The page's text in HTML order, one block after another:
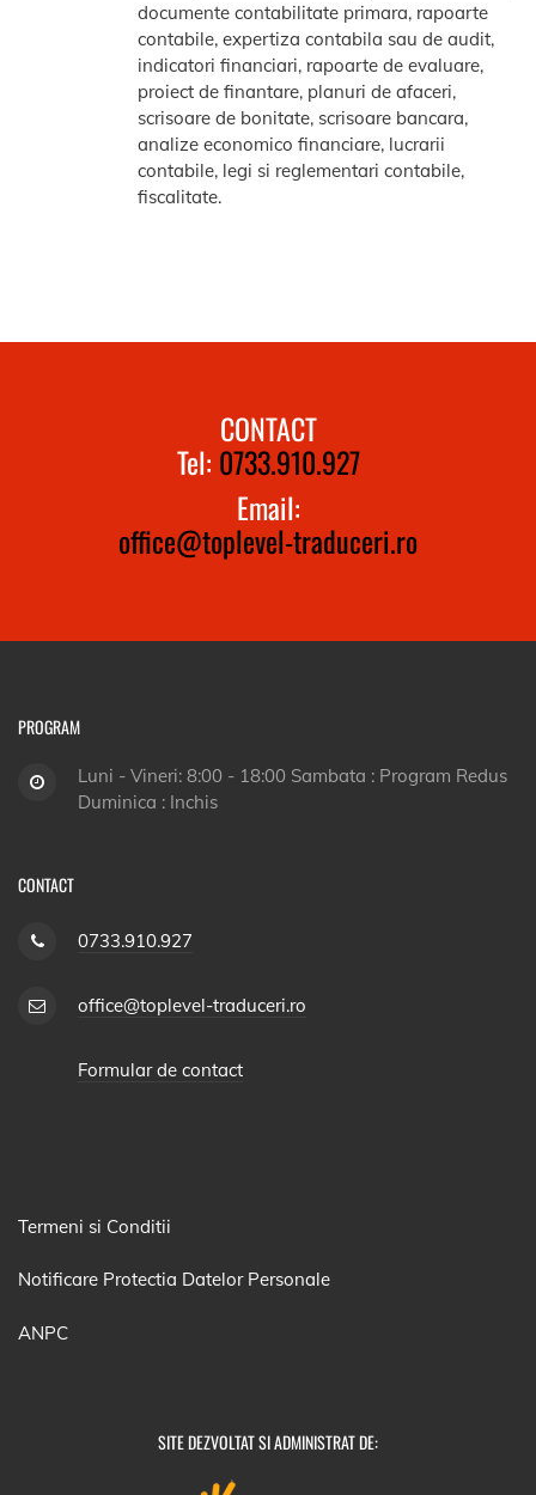
documente contabilitate primara, rapoarte
contabile, expertiza contabila sau de audit,
indicatori financiari, rapoarte de evaluare,
proiect de finantare, planuri de afaceri,
scrisoare de bonitate, scrisoare bancara,
analize economico financiare, lucrarii
contabile, legi si reglementari contabile,
fiscalitate.
CONTACT
Tel: 0733.910.927
Email:
office@toplevel-traduceri.ro
PROGRAM
Luni - Vineri: 8:00 - 18:00 Sambata : Program Redus
Duminica : Inchis
CONTACT
0733.910.927
office@toplevel-traduceri.ro
Formular de contact
Termeni si Conditii
Notificare Protectia Datelor Personale
ANPC
SITE DEZVOLTAT SI ADMINISTRAT DE: